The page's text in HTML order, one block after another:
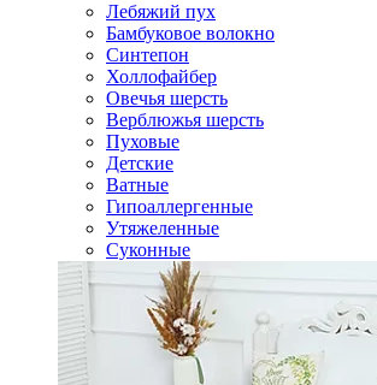
Лебяжий пух
Бамбуковое волокно
Синтепон
Холлофайбер
Овечья шерсть
Верблюжья шерсть
Пуховые
Детские
Ватные
Гипоаллергенные
Утяжеленные
Суконные